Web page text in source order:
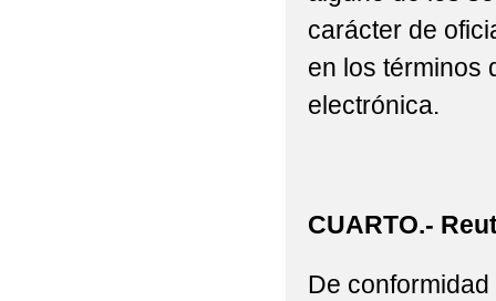
carácter de
en los términos
electrónica.
CUARTO.-
De